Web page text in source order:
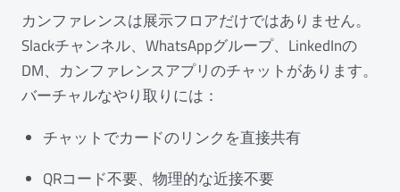
カンファレンスは展示フロアだけではありません。
Slackチャンネル、WhatsAppグループ、LinkedInの
DM、カンファレンスアプリのチャットがあります。
バーチャルなやり取りには：
チャットでカードのリンクを直接共有
QRコード不要、物理的な近接不要